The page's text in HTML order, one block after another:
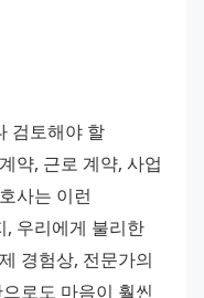
검토해야 할
약, 근로 계약, 사업
사는 이런
, 우리에게 불리한
경험상, 전문가의
로도 마음이 훨씬